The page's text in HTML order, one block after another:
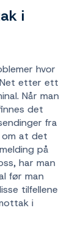
i
hvor
etter ett
Når man
det
fra
om at det
på
har man
før man
tilfellene
i